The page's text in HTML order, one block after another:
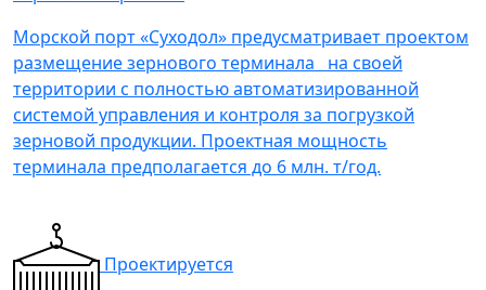
Морской порт «Суходол» предусматривает проектом
размещение зернового терминала на своей
территории с полностью автоматизированной
системой управления и контроля за погрузкой
зерновой продукции. Проектная мощность
терминала предполагается до 6 млн. т/год.
Проектируется